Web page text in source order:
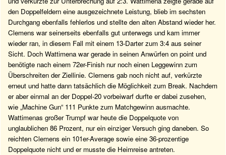
den Doppelfeldern eine ausgezeichnete Leistung, blieb im sechsten
Durchgang ebenfalls fehlerlos und stellte den alten Abstand wieder her.
Clemens war seinerseits ebenfalls gut unterwegs und kam immer
wieder ran, in diesem Fall mit einem 13-Darter zum 3:4 aus seiner
Sicht. Doch Wattimena war gerade in seinen Anwürfen on point und
benötigte nach einem 72er-Finish nur noch einen Leggewinn zum
Überschreiten der Ziellinie. Clemens gab noch nicht auf, verkürzte
erneut und hatte dann tatsächlich die Möglichkeit zum Break. Nachdem
er aber einmal an der Doppel-20 vorbeiwarf durfte er dabei zusehen,
wie „Machine Gun“ 111 Punkte zum Matchgewinn ausmachte.
Wattimenas großer Trumpf war heute die Doppelquote von
unglaublichen 86 Prozent, nur ein einziger Versuch ging daneben. So
reichten Clemens ein 101er-Average sowie eine 36-prozentige
Doppelquote nicht und er musste die Heimreise antreten.